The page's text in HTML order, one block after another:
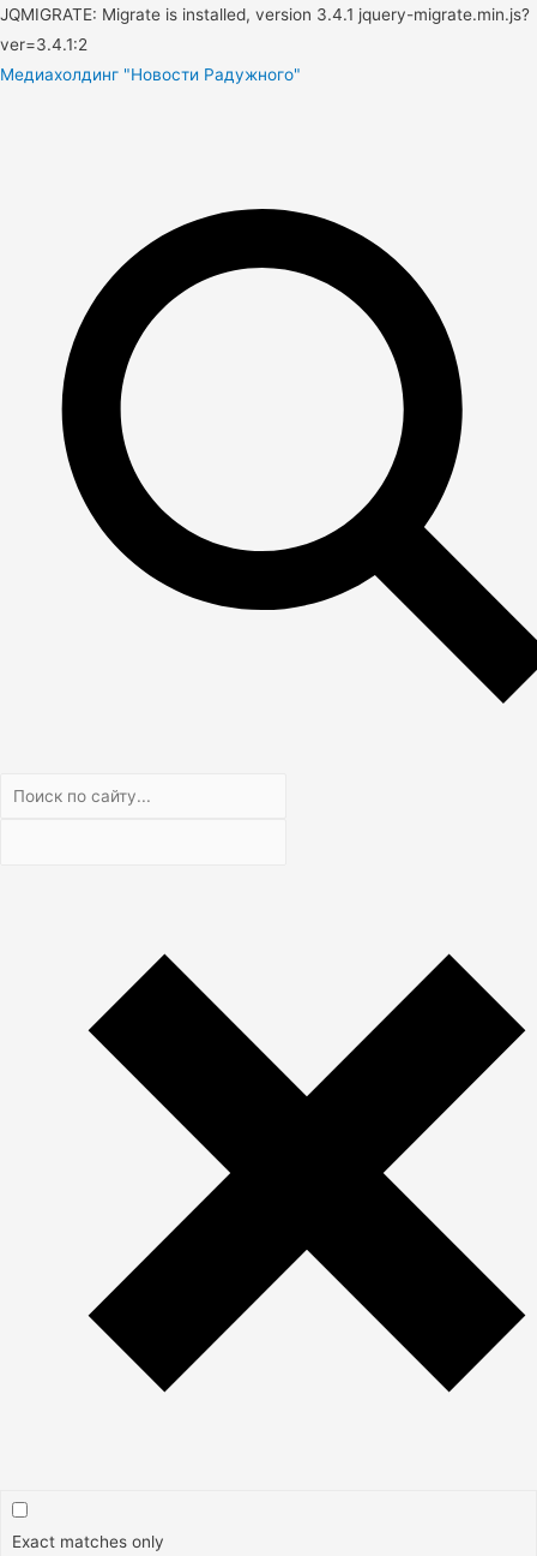
JQMIGRATE: Migrate is installed, version 3.4.1 jquery-migrate.min.js?
ver=3.4.1:2
Медиахолдинг "Новости Радужного"
Exact matches only